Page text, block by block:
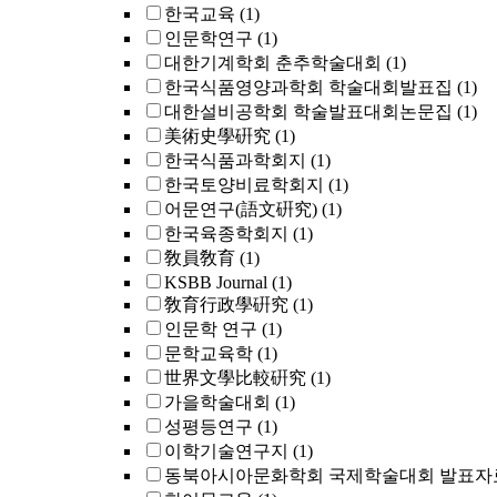
한국교육 (1)
인문학연구 (1)
대한기계학회 춘추학술대회 (1)
한국식품영양과학회 학술대회발표집 (1)
대한설비공학회 학술발표대회논문집 (1)
美術史學硏究 (1)
한국식품과학회지 (1)
한국토양비료학회지 (1)
어문연구(語文硏究) (1)
한국육종학회지 (1)
敎員敎育 (1)
KSBB Journal (1)
敎育行政學硏究 (1)
인문학 연구 (1)
문학교육학 (1)
世界文學比較硏究 (1)
가을학술대회 (1)
성평등연구 (1)
이학기술연구지 (1)
동북아시아문화학회 국제학술대회 발표자